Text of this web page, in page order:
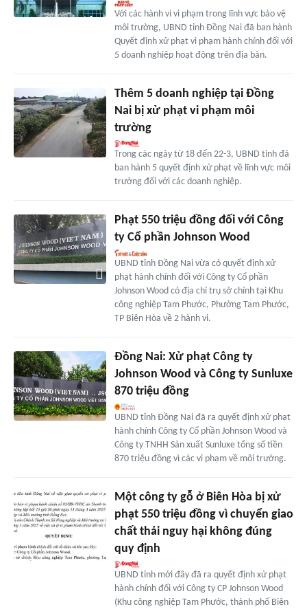
Với các hành vi vi phạm trong lĩnh vực bảo vệ
môi trường, UBND tỉnh Đồng Nai đã ban hành
Quyết định xử phạt vi phạm hành chính đối với
5 doanh nghiệp hoạt động trên địa bàn.
Thêm 5 doanh nghiệp tại Đồng
Nai bị xử phạt vi phạm môi
trường
Trong các ngày từ 18 đến 22-3, UBND tỉnh đã
ban hành 5 quyết định xử phạt về lĩnh vực môi
trường đối với các doanh nghiệp.
Phạt 550 triệu đồng đối với Công
ty Cổ phần Johnson Wood
UBND tỉnh Đồng Nai vừa có quyết định xử
phạt hành chính đối với Công ty Cổ phần
Johnson Wood có địa chỉ trụ sở chính tại Khu
công nghiệp Tam Phước, Phường Tam Phước,
TP Biên Hòa về 2 hành vi.
Đồng Nai: Xử phạt Công ty
Johnson Wood và Công ty Sunluxe
870 triệu đồng
UBND tỉnh Đồng Nai đã ra quyết định xử phạt
hành chính Công ty Cổ phần Johnson Wood và
Công ty TNHH Sản xuất Sunluxe tổng số tiền
870 triệu đồng vì các vi phạm về môi trường.
Một công ty gỗ ở Biên Hòa bị xử
phạt 550 triệu đồng vì chuyển giao
chất thải nguy hại không đúng
quy định
UBND tỉnh mới đây đã ra quyết định xử phạt
hành chính đối với Công ty CP Johnson Wood
(Khu công nghiệp Tam Phước, thành phố Biên